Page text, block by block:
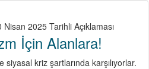
vasiyeti;
“Barış
ve
demokratik
2025 Tarihli Açıklaması
İçin Alanlara!
siyasal kriz şartlarında karşılıyorlar.